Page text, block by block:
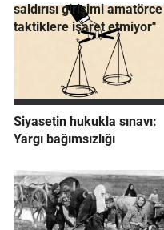
saldırısı girişimi amatörce
taktiklere işaret etmiyor"
Siyasetin hukukla sınavı:
Yargı bağımsızlığı